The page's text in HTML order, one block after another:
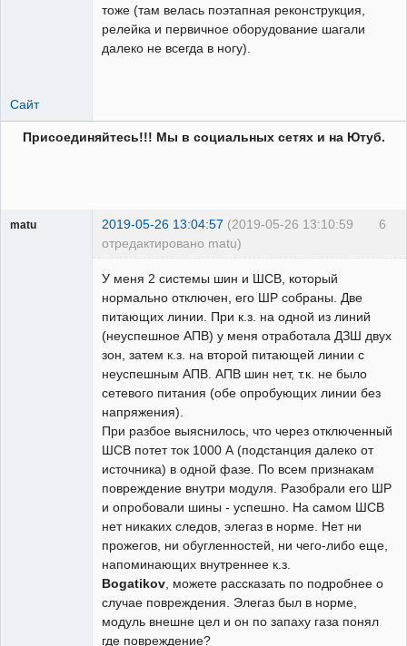
тоже (там велась поэтапная реконструкция,
релейка и первичное оборудование шагали
далеко не всегда в ногу).
Сайт
Присоединяйтесь!!! Мы в социальных сетях и на Ютуб.
6
matu 2019-05-26 13:04:57 (2019-05-26 13:10:59
отредактировано matu)
У меня 2 системы шин и ШСВ, который
нормально отключен, его ШР собраны. Две
питающих линии. При к.з. на одной из линий
(неуспешное АПВ) у меня отработала ДЗШ двух
зон, затем к.з. на второй питающей линии с
неуспешным АПВ. АПВ шин нет, т.к. не было
сетевого питания (обе опробующих линии без
напряжения).
При разбое выяснилось, что через отключенный
ШСВ потет ток 1000 А (подстанция далеко от
источника) в одной фазе. По всем признакам
повреждение внутри модуля. Разобрали его ШР
и опробовали шины - успешно. На самом ШСВ
нет никаких следов, элегаз в норме. Нет ни
прожегов, ни обугленностей, ни чего-либо еще,
напоминающих внутреннее к.з.
Bogatikov , можете рассказать по подробнее о
случае повреждения. Элегаз был в норме,
модуль внешне цел и он по запаху газа понял
где повреждение?